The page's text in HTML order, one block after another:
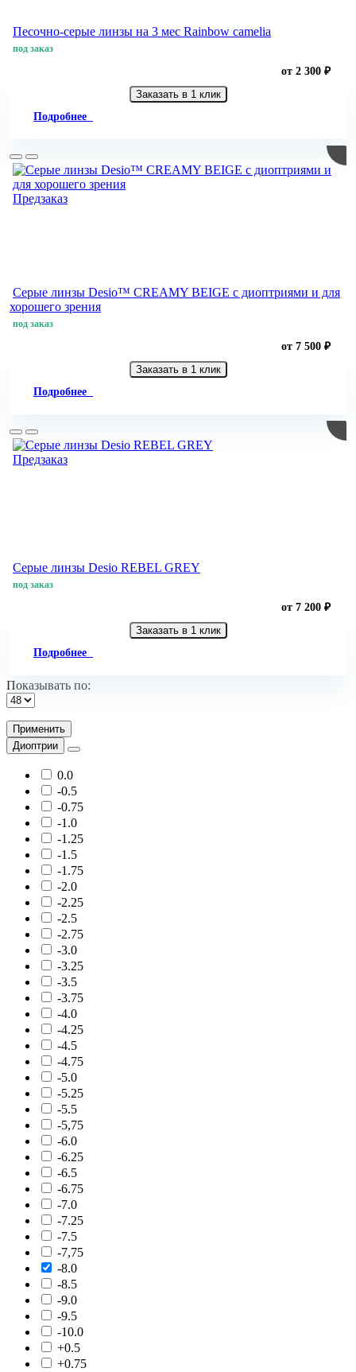
Песочно-серые линзы на 3 мес Rainbow camelia
под заказ
от 2 300 ₽
Заказать в 1 клик
Подробнее
Предзаказ
Серые линзы Desio™ CREAMY BEIGE с диоптриями и для
хорошего зрения
под заказ
от 7 500 ₽
Заказать в 1 клик
Подробнее
Предзаказ
Серые линзы Desio REBEL GREY
под заказ
от 7 200 ₽
Заказать в 1 клик
Подробнее
Показывать по:
Применить
Диоптрии
0.0
-0.5
-0.75
-1.0
-1.25
-1.5
-1.75
-2.0
-2.25
-2.5
-2.75
-3.0
-3.25
-3.5
-3.75
-4.0
-4.25
-4.5
-4.75
-5.0
-5.25
-5.5
-5,75
-6.0
-6.25
-6.5
-6.75
-7.0
-7.25
-7.5
-7,75
-8.0
-8.5
-9.0
-9.5
-10.0
+0.5
+0.75